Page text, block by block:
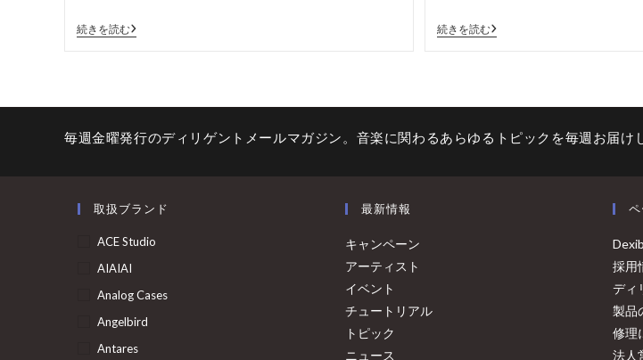
続きを読む 続きを読む
毎週金曜発行のディリゲントメールマガジン。音楽に関わるあらゆるトピックを毎週お届け
取扱ブランド
ACE Studio
AIAIAI
Analog Cases
Angelbird
Antares
最新情報
キャンペーン
アーティスト
イベント
チュートリアル
トピック
ニュース
ペ
採用
ディ
製品
修理
法人